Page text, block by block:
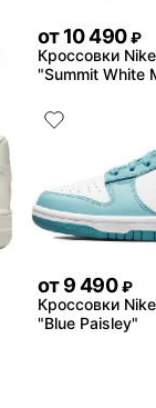
от 10 490 ₽
Кроссовки
"Summit White
от 9 490 ₽
Кроссовки
"Blue Paisley"